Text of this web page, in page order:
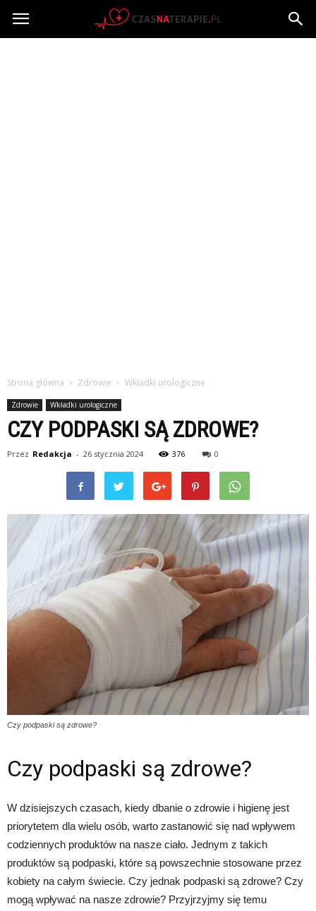
Czasnaterapie.pl
Strona główna Zdrowie Wkładki urologiczne
Zdrowie Wkładki urologiczne
CZY PODPASKI SĄ ZDROWE?
Przez Redakcja - 26 stycznia 2024 376 0
Czy podpaski są zdrowe?
Czy podpaski są zdrowe?
W dzisiejszych czasach, kiedy dbanie o zdrowie i higienę jest
priorytetem dla wielu osób, warto zastanowić się nad wpływem
codziennych produktów na nasze ciało. Jednym z takich
produktów są podpaski, które są powszechnie stosowane przez
kobiety na całym świecie. Czy jednak podpaski są zdrowe? Czy
mogą wpływać na nasze zdrowie? Przyjrzyjmy się temu